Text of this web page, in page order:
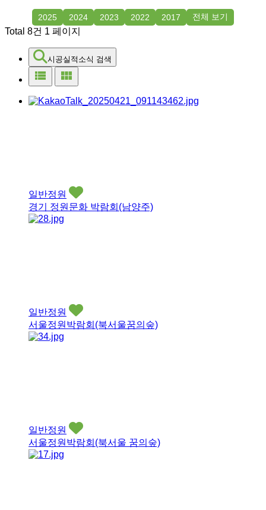
2025 2024 2023 2022 2017 전체 보기
Total 8건 1 페이지
시공실적소식 검색
view_list view_module
일반정원
경기 정원문화 박람회(남양주)
일반정원
서울정원박람회(북서울꿈의숲)
일반정원
서울정원박람회(북서울 꿈의숲)